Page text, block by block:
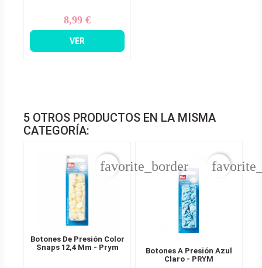
Precio
8,99 €
VER
5 OTROS PRODUCTOS EN LA MISMA
CATEGORÍA:
Botones De Presión Color
Snaps 12,4 Mm - Prym
favorite_border
Botones A Presión Azul
Claro - PRYM